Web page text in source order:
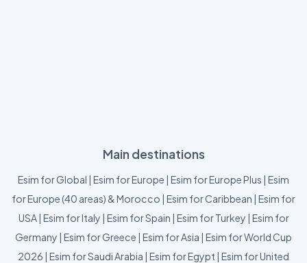
Main destinations
Esim for Global | Esim for Europe | Esim for Europe Plus | Esim
for Europe (40 areas) & Morocco | Esim for Caribbean | Esim for
USA| Esim for Italy | Esim for Spain | Esim for Turkey | Esim for
Germany | Esim for Greece | Esim for Asia | Esim for World Cup
2026 | Esim for Saudi Arabia | Esim for Egypt | Esim for United